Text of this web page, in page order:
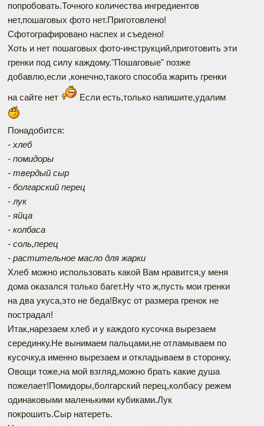
попробовать.Точного количества ингредиентов
нет,пошаговых фото нет.Приготовлено!
Сфотографировано наспех и съедено!
Хоть и нет пошаговых фото-инструкций,приготовить эти
гренки под силу каждому."Пошаговые" позже
добавлю,если ,конечно,такого способа жарить гренки
на сайте нет Если есть,только напишите,удалим
Понадобится:
- хлеб
- помидоры
- твердый сыр
- болгарский перец
- лук
- яйца
- колбаса
- соль,перец
- растительное масло для жарки
Хлеб можно использовать какой Вам нравится,у меня
дома оказался только багет.Ну что ж,пусть мои гренки
на два укуса,это не беда!Вкус от размера гренок не
пострадал!
Итак,нарезаем хлеб и у каждого кусочка вырезаем
серединку.Не вынимаем пальцами,не отламываем по
кусочку,а именно вырезаем и откладываем в сторонку.
Овощи тоже,на мой взгляд,можно брать какие душа
пожелает!Помидоры,болгарский перец,колбасу режем
одинаковыми маленькими кубиками.Лук
покрошить.Сыр натереть.